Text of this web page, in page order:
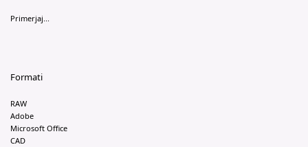
Primerjaj...
Formati
RAW
Adobe
Microsoft Office
CAD